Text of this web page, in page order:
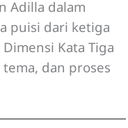
Adilla dalam
puisi dari ketiga
Kata Tiga
dan proses